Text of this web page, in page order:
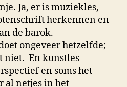
Ja, er is muziekles,
herkennen en
de barok.
ongeveer hetzelfde;
niet. En kunstles
en soms het
al netjes in het